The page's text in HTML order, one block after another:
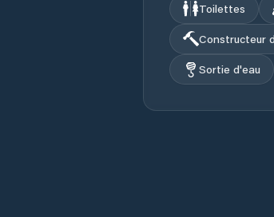
Toilettes
Constructeur
Sortie d'eau